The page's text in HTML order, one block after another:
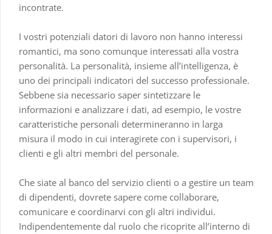
incontrate.
I vostri potenziali datori di lavoro non hanno interessi
romantici, ma sono comunque interessati alla vostra
personalità. La personalità, insieme all’intelligenza, è
uno dei principali indicatori del successo professionale.
Sebbene sia necessario saper sintetizzare le
informazioni e analizzare i dati, ad esempio, le vostre
caratteristiche personali determineranno in larga
misura il modo in cui interagirete con i supervisori, i
clienti e gli altri membri del personale.
Che siate al banco del servizio clienti o a gestire un team
di dipendenti, dovrete sapere come collaborare,
comunicare e coordinarvi con gli altri individui.
Indipendentemente dal ruolo che ricoprite all’interno di